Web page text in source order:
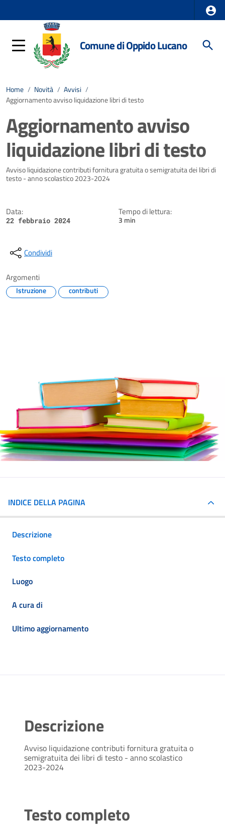
Comune di Oppido Lucano
Home / Novità / Avvisi /
Aggiornamento avviso liquidazione libri di testo
Aggiornamento avviso
liquidazione libri di testo
Dettagli della notizia
Avviso liquidazione contributi fornitura gratuita o semigratuita dei libri di
testo - anno scolastico 2023-2024
Data:
22 febbraio 2024
Tempo di lettura:
3 min
Condividi
Argomenti
Istruzione contributi
INDICE DELLA PAGINA
Descrizione
Testo completo
Luogo
A cura di
Ultimo aggiornamento
Descrizione
Avviso liquidazione contributi fornitura gratuita o
semigratuita dei libri di testo - anno scolastico
2023-2024
Testo completo